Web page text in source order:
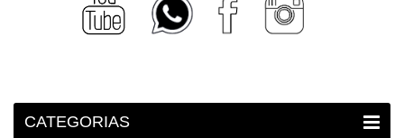
CATEGORIAS